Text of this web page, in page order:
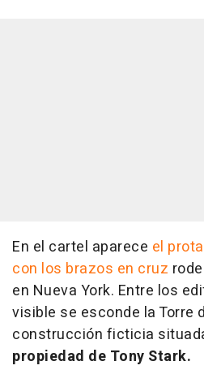
En el cartel aparece el
con los brazos en cruz
en Nueva York. Entre los
visible se esconde la Torre
construcción ficticia
propiedad de Tony Stark.